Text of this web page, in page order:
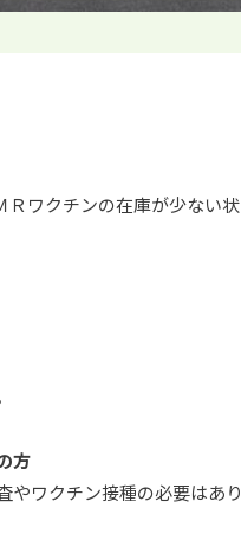
Ｒワクチンの在庫が少ない状
方
やワクチン接種の必要はあり